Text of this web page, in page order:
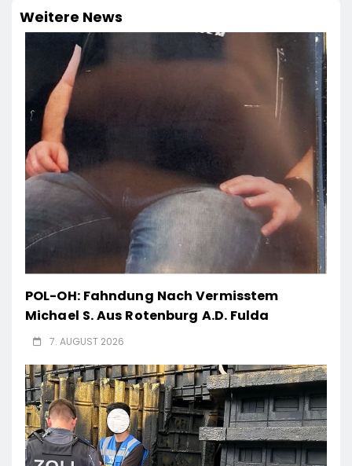
Weitere News
POL-OH: Fahndung Nach Vermisstem
Michael S. Aus Rotenburg A.d. Fulda
7. AUGUST 2026